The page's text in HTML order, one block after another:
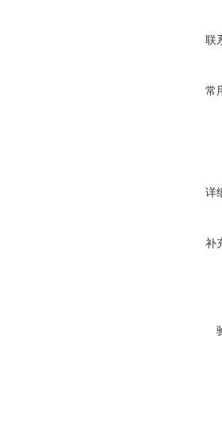
联
常
详
补